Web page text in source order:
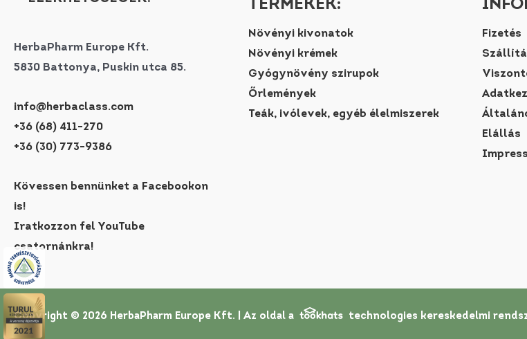
HerbaPharm Europe Kft.
5830 Battonya, Puskin utca 85.
info@herbaclass.com
+36 (68) 411-270
+36 (30) 773-9386
Kövessen bennünket a Facebookon
is!
Iratkozzon fel YouTube
csatornánkra!
TERMÉKEK:
Növényi kivonatok
Növényi krémek
Gyógynövény szirupok
Őrlemények
Teák, ivólevek, egyéb élelmiszerek
Fizetés
Elállás
Copyright © 2026 HerbaPharm Europe Kft. | Az oldal a technologies kereskedelmi